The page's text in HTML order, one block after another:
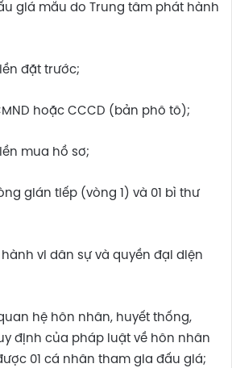
giá mẫu do Trung tâm phát hành
đặt trước;
hoặc CCCD (bản phô tô);
mua hồ sơ;
gián tiếp (vòng 1) và 01 bì thư
vi dân sự và quyền đại diện
hệ hôn nhân, huyết thống,
định của pháp luật về hôn nhân
01 cá nhân tham gia đấu giá;